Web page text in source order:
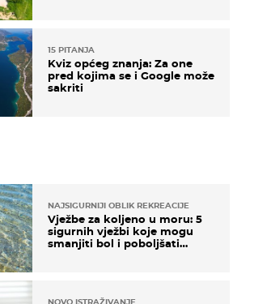
NAJSIGURNIJI OBLIK REKREACIJE
Vježbe za koljeno u moru: 5
sigurnih vježbi koje mogu
smanjiti bol i poboljšati
15 PITANJA
Kviz općeg znanja: Za one
pred kojima se i Google može
sakriti